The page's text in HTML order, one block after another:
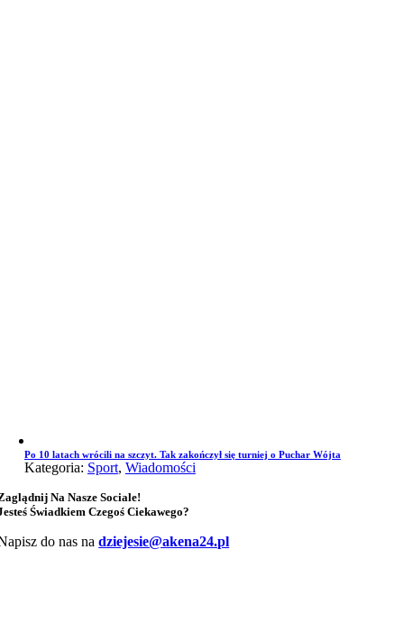
Po 10 latach wrócili na szczyt. Tak zakończył się turniej o Puchar Wójta
Kategoria: Sport, Wiadomości
Na Nasze Sociale!
Świadkiem Czegoś Ciekawego?
do nas nadziejesie@akena24.pl